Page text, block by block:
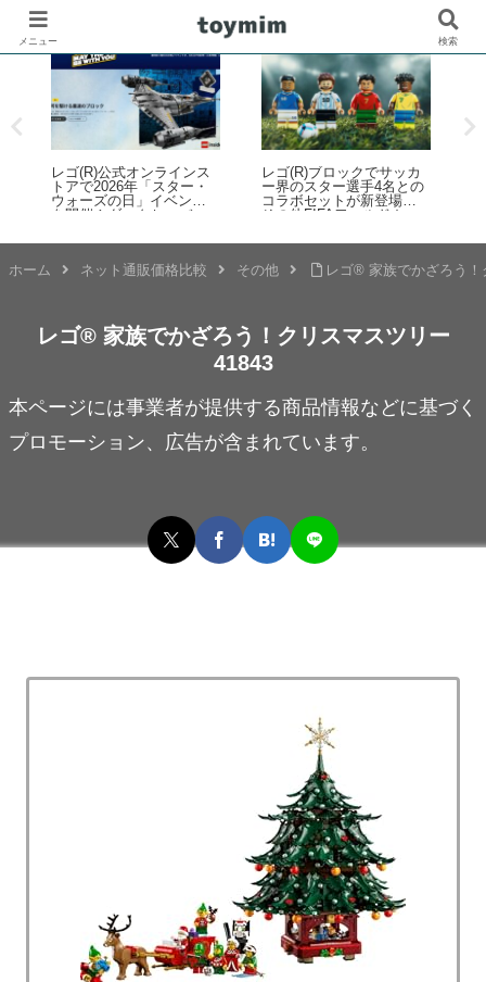
レゴ(R)公式オンラインス
トアで2026年「スター・
ウォーズの日」イベント
を開催！ダークセーバー
トやUCS新作発売など 5月
レゴ(R)ブロックでサッカ
ー界のスター選手4名との
コラボセットが新登場！
その他FIFAワールドカッ
発売【予約開始・2026年5
ホーム ネット通販価格比較 その他 レゴ® 家族でかざろう
レゴ® 家族でかざろう！クリスマスツリー
41843
本ページには事業者が提供する商品情報などに基づく
プロモーション、広告が含まれています。
メニュー 検索